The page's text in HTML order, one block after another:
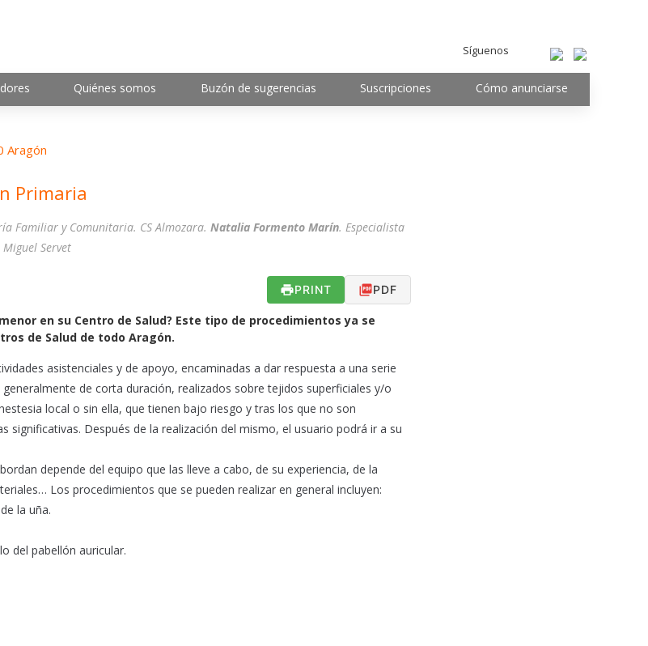
Síguenos
Quiénes somos Buzón de sugerencias Suscripciones Cómo anunciarse
Aragón
Primaria
Familiar y Comunitaria. CS Almozara. Natalia Formento Marín. Especialista
Servet
PRINT PDF
en su Centro de Salud? Este tipo de procedimientos ya se
de Salud de todo Aragón.
asistenciales y de apoyo, encaminadas a dar respuesta a una serie
de corta duración, realizados sobre tejidos superficiales y/o
local o sin ella, que tienen bajo riesgo y tras los que no son
significativas. Después de la realización del mismo, el usuario podrá ir a su
depende del equipo que las lleve a cabo, de su experiencia, de la
Los procedimientos que se pueden realizar en general incluyen:
la uña.
del pabellón auricular.